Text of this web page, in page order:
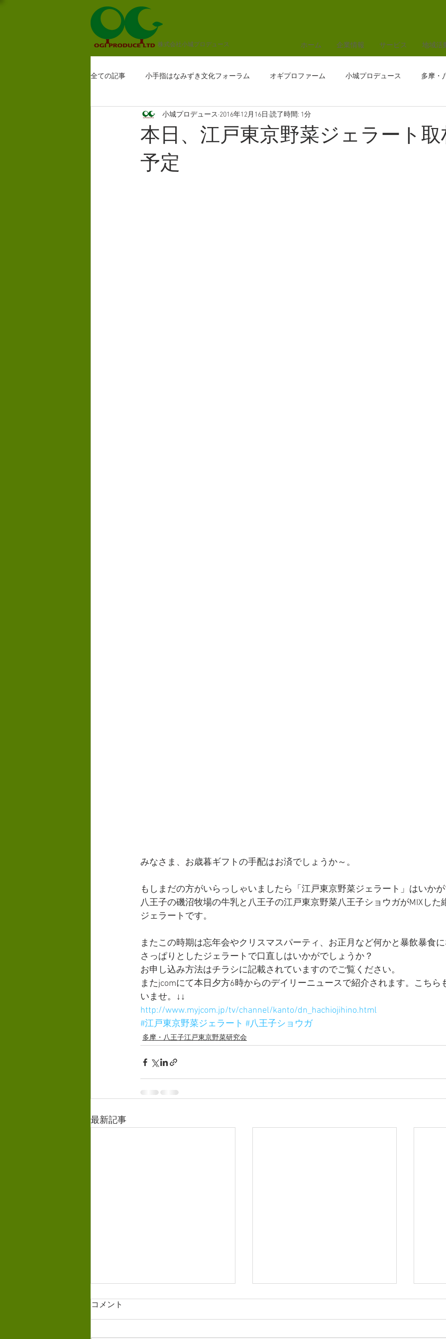
株式会社小城プロデュース ホーム 企業情報 サービス 地域活
全ての記事 小手指はなみずき文化フォーラム オギプロファーム 小城プロデュース 多摩・
本日、江戸東京野菜ジェラート取
予定
小城プロデュース 2016年12月16日 読了時間: 1分
みなさま、お歳暮ギフトの手配はお済でしょうか～。
もしまだの方がいらっしゃいましたら「江戸東京野菜ジェラート」はいか
八王子の磯沼牧場の牛乳と八王子の江戸東京野菜八王子ショウガがMIXした
ジェラートです。
またこの時期は忘年会やクリスマスパーティ、お正月など何かと暴飲暴食に
さっぱりとしたジェラートで口直しはいかがでしょうか？
お申し込み方法はチラシに記載されていますのでご覧ください。
またjcomにて本日夕方6時からのデイリーニュースで紹介されます。こちら
いませ。↓↓
http://www.myjcom.jp/tv/channel/kanto/dn_hachiojihino.html
#江戸東京野菜ジェラート #八王子ショウガ
多摩・八王子江戸東京野菜研究会
最新記事
コメント